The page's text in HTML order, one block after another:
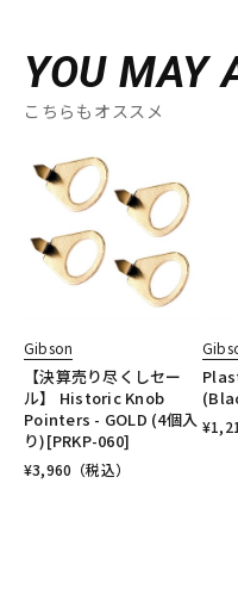
YOU MAY
こちらもオススメ
Gibson
【決算売り尽くしセー
ル】 Historic Knob
Pointers - GOLD (4個入
り)[PRKP-060]
¥3,960 （税込）
¥